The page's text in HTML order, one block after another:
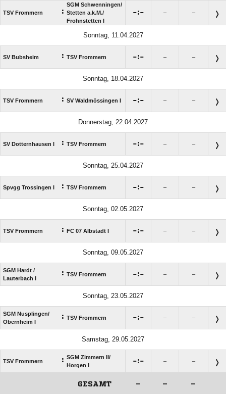
TSV Frommern :
SGM Schwenningen/​
Stetten a.k.M./​
Frohnstetten I
: – –
Sonntag, 11.04.2027
SV Bubsheim : TSV Frommern : – –
Sonntag, 18.04.2027
TSV Frommern : SV Waldmössingen I : – –
Donnerstag, 22.04.2027
SV Dotternhausen I : TSV Frommern : – –
Sonntag, 25.04.2027
Spvgg Trossingen I : TSV Frommern : – –
Sonntag, 02.05.2027
TSV Frommern : FC 07 Albstadt I : – –
Sonntag, 09.05.2027
SGM Hardt /​
Lauterbach I
: TSV Frommern : – –
Sonntag, 23.05.2027
SGM Nusplingen/​
Obernheim I
: TSV Frommern : – –
Samstag, 29.05.2027
TSV Frommern : SGM Zimmern II/​
Horgen I
: – –
GESAMT – – –